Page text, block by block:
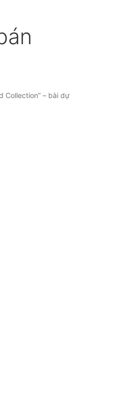
Collection” – bài dự